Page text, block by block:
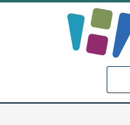
إلى المحتوى الرئيسي
Skip to